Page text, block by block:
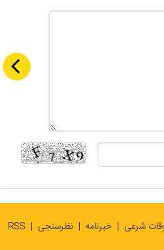
شرعی خبرنامه نظرسنجی RSS